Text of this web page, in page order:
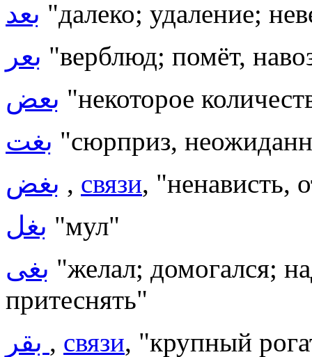
بعد "далеко; удаление;
بعر "верблюд; помёт,
بعض "некоторое
بغت "сюрприз,
بغض , связи, "ненависть,
بغل "мул"
بغى "желал; домогался;
притеснять"
, связи, "крупный